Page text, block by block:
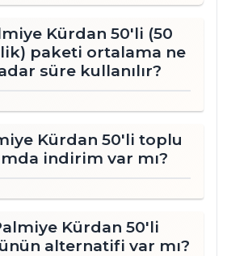
Kürdan 50'li (50
paketi ortalama ne
süre kullanılır?
Kürdan 50'li toplu
indirim var mı?
Kürdan 50'li
alternatifi var mı?